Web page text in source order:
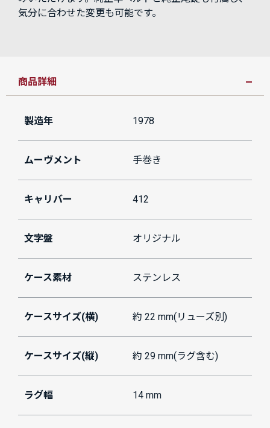
気分に合わせた変更も可能です。
商品詳細
製造年 1978
ムーヴメント 手巻き
キャリバー 412
文字盤 オリジナル
ケース素材 ステンレス
ケースサイズ(横) 約 22 mm(リューズ別)
ケースサイズ(縦) 約 29 mm(ラグ含む)
ラグ幅 14 mm